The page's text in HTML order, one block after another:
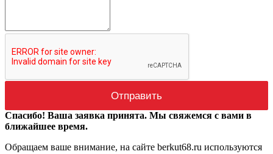
Спасибо! Ваша заявка принята. Мы свяжемся с вами в
ближайшее время.
Обращаем ваше внимание, на сайте berkut68.ru используются